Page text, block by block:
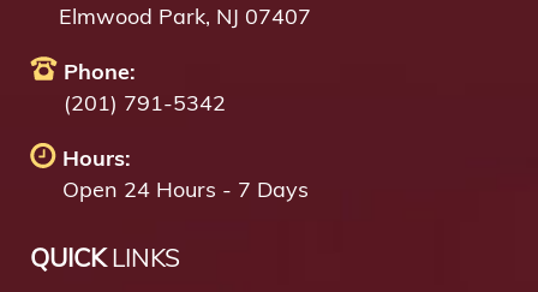
Elmwood Park, NJ 07407
Phone:
(201) 791-5342
Hours:
Open 24 Hours - 7 Days
QUICKLINKS